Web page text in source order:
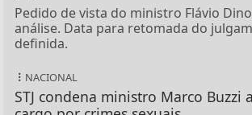
Pedido de vista do ministro Flávio
análise. Data para retomada do
definida.
NACIONAL
STJ condena ministro Marco Buzzi